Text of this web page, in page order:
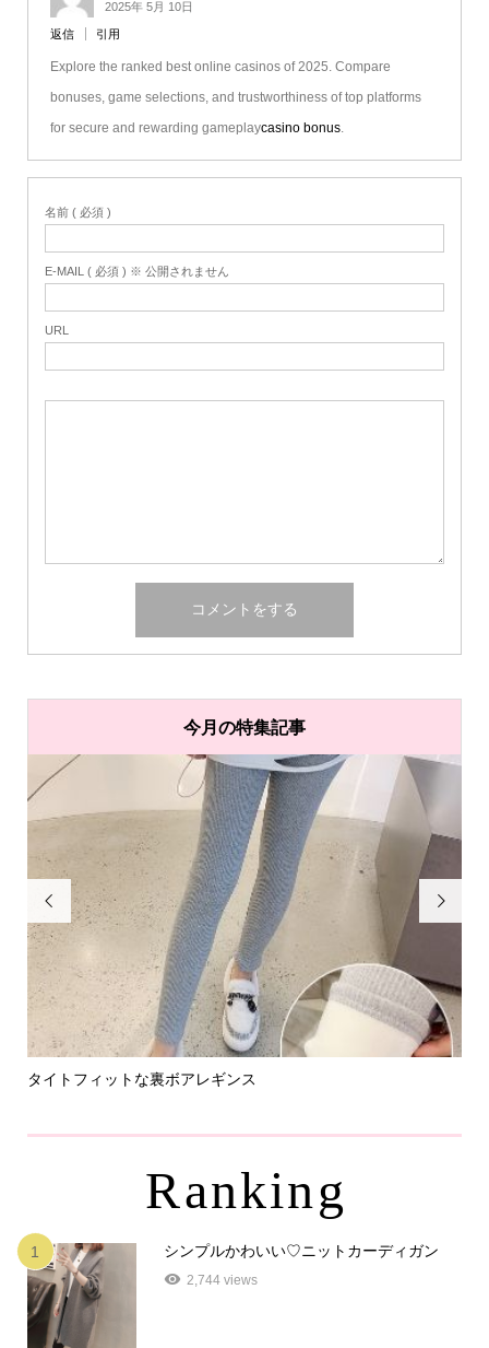
2025年 5月 10日
返信 引用
Explore the ranked best online casinos of 2025. Compare
bonuses, game selections, and trustworthiness of top platforms
for secure and rewarding gameplaycasino bonus.
名前 ( 必須 )
E-MAIL ( 必須 ) ※ 公開されません
URL
今月の特集記事

タイトフィットな裏ボアレギンス

Ranking
1 シンプルかわいい♡ニットカーディガン
2,744 views